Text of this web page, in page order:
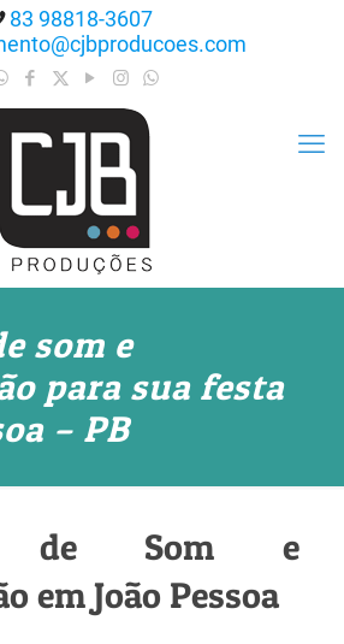
83 98818-3607
som e
para sua festa
– PB
de Som e
em João Pessoa